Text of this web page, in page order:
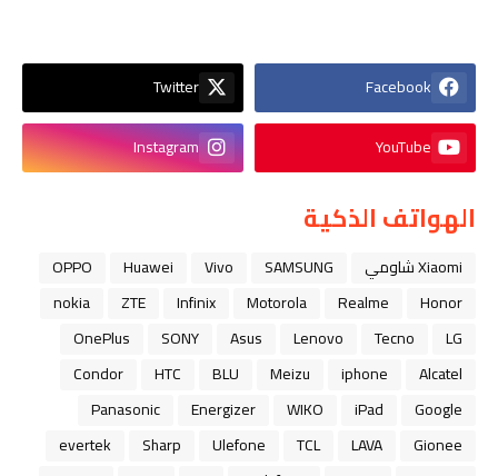
Facebook
Twitter
YouTube
Instagram
الهواتف الذكية
Xiaomi شاومي SAMSUNG
Vivo
Huawei
OPPO
Honor
Realme
Motorola
Infinix
ZTE
nokia
LG
Tecno
Lenovo
Asus
SONY
OnePlus
Alcatel
iphone
Meizu
BLU
HTC
Condor
Google
iPad
WIKO
Energizer
Panasonic
Gionee
LAVA
TCL
Ulefone
Sharp
evertek